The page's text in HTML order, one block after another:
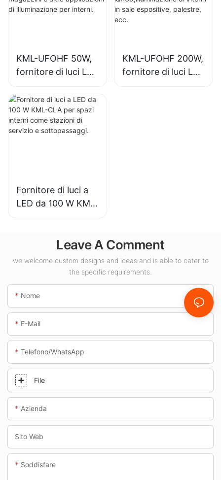
applicazioni di
ecc.
KML-UFOHF 50W,
fornitore di luci LED
ad alta luminosità
per impianti
industriali,
magazzini e altre
KML-UFOHF 200W,
fornitore di luci LED
ad alta luminosità
Fornitore di luci a
LED da 100 W KML-
CLA per spazi
stazioni di servizio
e sottopassaggi.
Leave A Comment
we welcome custom designs and ideas and is able to cater to
the specific requirements.
Nome
E-Mail
Telefono/WhatsApp
File
Azienda
Sito Web
Soddisfare